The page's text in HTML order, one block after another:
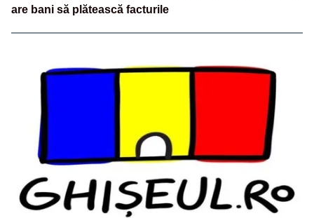
are bani să plătească facturile